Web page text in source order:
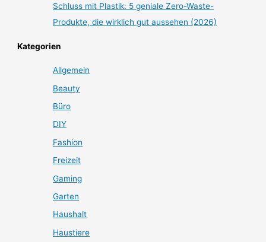
Schluss mit Plastik: 5 geniale Zero-Waste-
Produkte, die wirklich gut aussehen (2026)
Kategorien
Allgemein
Beauty
Büro
DIY
Fashion
Freizeit
Gaming
Garten
Haushalt
Haustiere